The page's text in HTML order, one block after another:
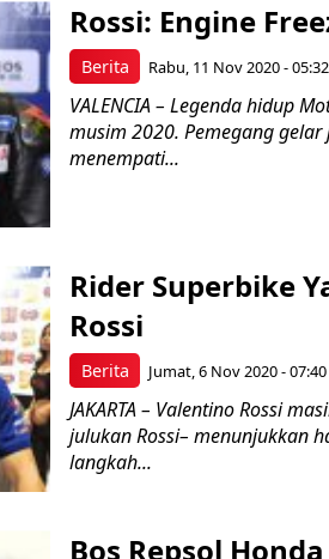
Berita
Rossi: Engine
Rabu, 11 Nov 2020 - 05:32
VALENCIA – Legenda hidup
musim 2020. Pemegang
menempati...
Berita
Rider Superbike
Rossi
Jumat, 6 Nov 2020 - 07:40
JAKARTA – Valentino Rossi
julukan Rossi– menunjukkan
langkah...
Bos Repsol